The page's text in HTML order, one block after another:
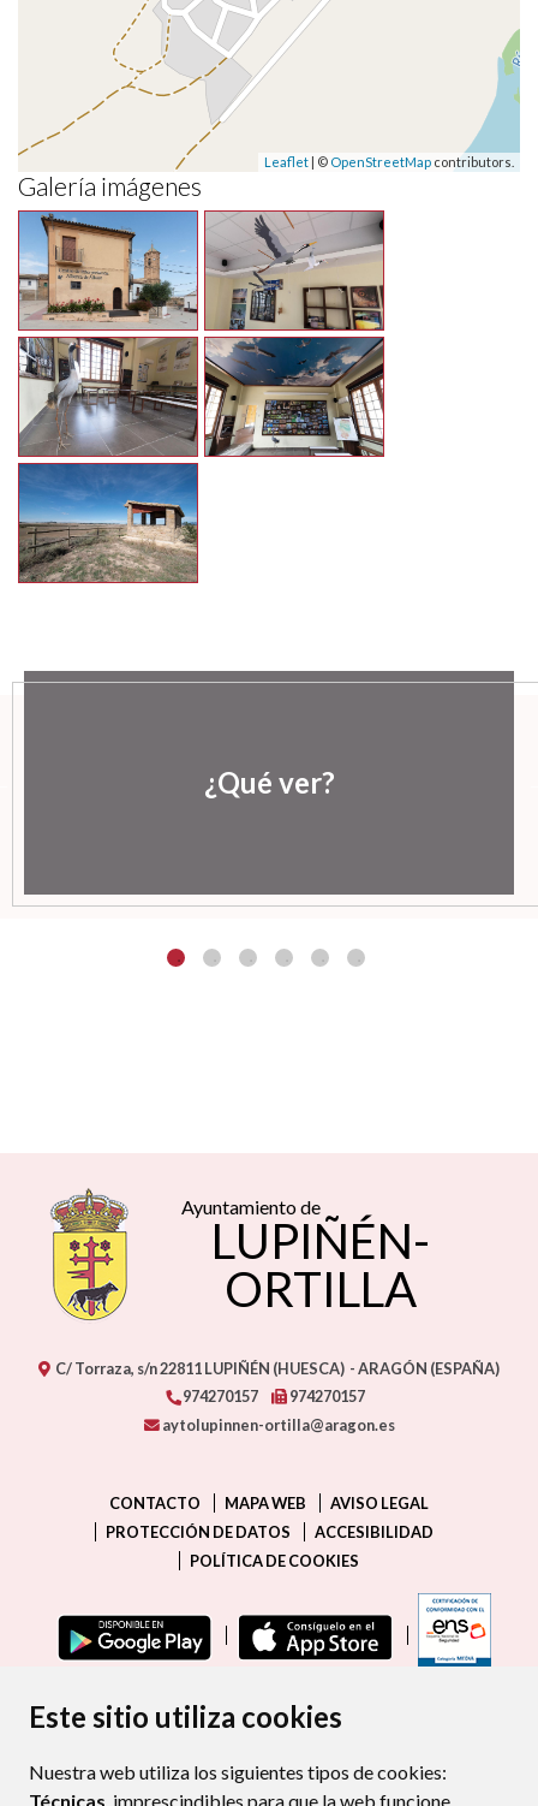
Este sitio utiliza cookies
Nuestra web utiliza los siguientes tipos de cookies:
Técnicas , imprescindibles para que la web funcione
Leaflet | © OpenStreetMap contributors.
Galería imágenes
¿Qué ver?
Ayuntamiento de
LUPIÑÉN-
ORTILLA
C/ Torraza, s/n22811LUPIÑÉN (HUESCA) - ARAGÓN (ESPAÑA)
974270157
974270157
aytolupinnen-ortilla@aragon.es
CONTACTO MAPA WEB
AVISO LEGAL
PROTECCIÓN DE DATOS
ACCESIBILIDAD
POLÍTICA DE COOKIES